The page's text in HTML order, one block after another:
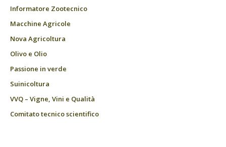
Informatore Zootecnico
Macchine Agricole
Nova Agricoltura
Olivo e Olio
Passione in verde
Suinicoltura
VVQ – Vigne, Vini e Qualità
Comitato tecnico scientifico